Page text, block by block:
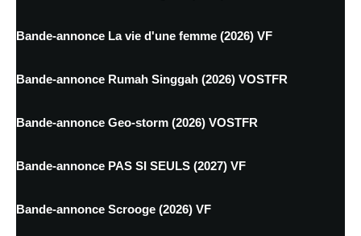
Bande-annonce La vie d'une femme (2026) VF
Bande-annonce Rumah Singgah (2026) VOSTFR
Bande-annonce Geo-storm (2026) VOSTFR
Bande-annonce PAS SI SEULS (2027) VF
Bande-annonce Scrooge (2026) VF